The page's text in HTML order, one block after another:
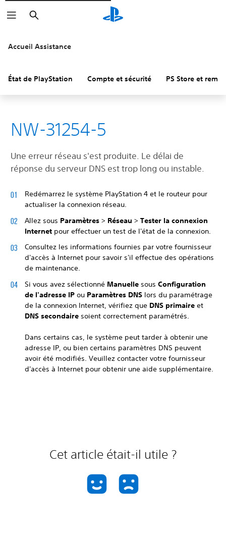
Rechercher
Accueil Assistance
État de PlayStation Compte et sécurité PS Store et
NW-31254-5
Une erreur réseau s'est produite. Le délai de
réponse du serveur DNS est trop long ou instable.
Redémarrez le système PlayStation 4 et le routeur pour
actualiser la connexion réseau.
Allez sous Paramètres > Réseau > Tester la connexion
Internet pour effectuer un test de l'état de la connexion.
Consultez les informations fournies par votre fournisseur
d'accès à Internet pour savoir s'il effectue des opérations
de maintenance.
Si vous avez sélectionné Manuelle sous Configuration
de l'adresse IP ou Paramètres DNS lors du paramétrage
de la connexion Internet, vérifiez que DNS primaire et
DNS secondaire soient correctement paramétrés.
Dans certains cas, le système peut tarder à obtenir une
adresse IP, ou bien certains paramètres DNS peuvent
avoir été modifiés. Veuillez contacter votre fournisseur
d'accès à Internet pour obtenir une aide supplémentaire.
Cet article était-il utile ?